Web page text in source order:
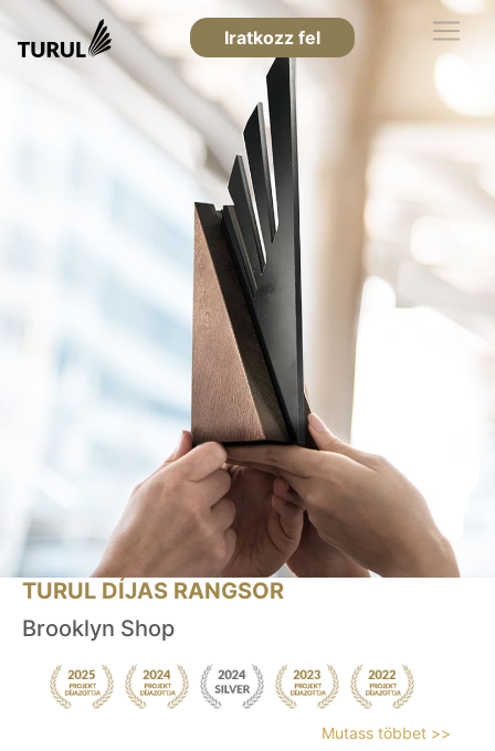
Iratkozz fel
TURUL DÍJAS RANGSOR
Brooklyn Shop
Mutass többet >>